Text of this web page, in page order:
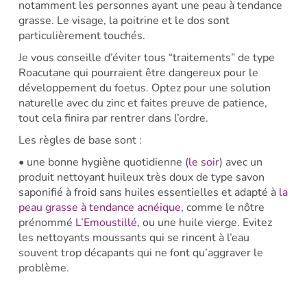
notamment les personnes ayant une peau à tendance
grasse. Le visage, la poitrine et le dos sont
particulièrement touchés.
Je vous conseille d’éviter tous “traitements” de type
Roacutane qui pourraient être dangereux pour le
développement du foetus. Optez pour une solution
naturelle avec du zinc et faites preuve de patience,
tout cela finira par rentrer dans l’ordre.
Les règles de base sont :
• une bonne hygiène quotidienne (le soir) avec un
produit nettoyant huileux très doux de type savon
saponifié à froid sans huiles essentielles et adapté à la
peau grasse à tendance acnéique, comme le nôtre
prénommé L’Emoustillé, ou une huile vierge. Evitez
les nettoyants moussants qui se rincent à l’eau
souvent trop décapants qui ne font qu’aggraver le
problème.